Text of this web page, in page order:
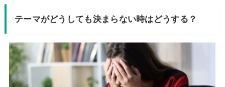
テーマがどうしても決まらない時はどうする？